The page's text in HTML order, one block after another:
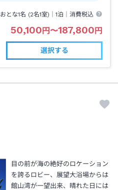
おとな1名 (2名1室)｜1泊 ｜消費税込
50,100 円 〜187,800 円
選択する
目の前が海の絶好のロケーション
を誇るロビー、展望大浴場からは
館山湾が一望出来、晴れた日には